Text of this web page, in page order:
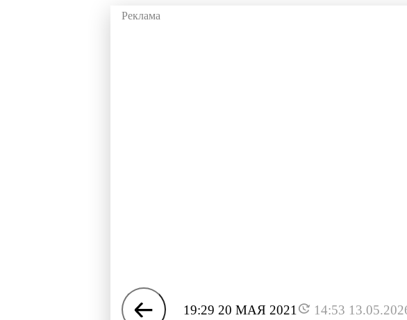
19:29 20 МАЯ 2021 14:53